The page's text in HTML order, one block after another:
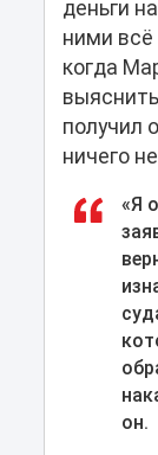
деньги
ними всё
когда
получил
ничего
«Я
он.